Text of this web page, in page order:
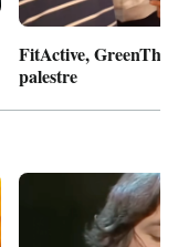
FitActive,
palestre